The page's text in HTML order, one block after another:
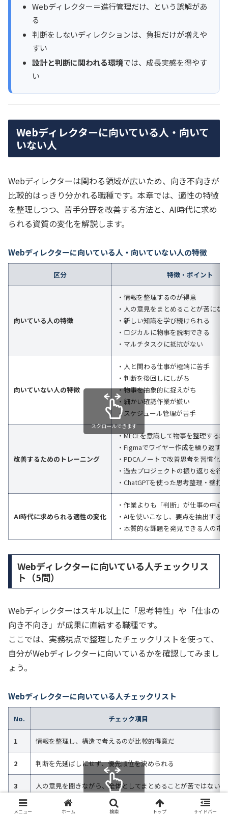
Webディレクター＝進行管理だけ、という誤解があ
る
判断をしないディレクションは、負担だけが増えや
すい
設計と判断に関われる環境では、成長実感を得やす
い
Webディレクターに向いている人・向いて
いない人
Webディレクターは関わる領域が広いため、向き不向きが
比較的はっきり分かれる職種です。本章では、適性の特徴
を整理しつつ、苦手分野を改善する方法と、AI時代に求め
られる資質の変化を解説します。
Webディレクターに向いている人・向いていない人の特徴
区分 特徴・ポイント
向いている人の特徴
・情報を整理するのが得意
・人の意見をまとめることが苦にな
・新しい知識を学び続けられる
・ロジカルに物事を説明できる
・マルチタスクに抵抗がない
向いていない人の特徴
・人と関わる仕事が極端に苦手
・判断を後回しにしがち
・物事を抽象的に捉えがち
・細かい確認作業が嫌い
・スケジュール管理が苦手
改善するためのトレーニング
・MECEを意識して物事を整理する練
・Figmaでワイヤー作成を繰り返す
・PDCAノートで改善思考を習慣化
・過去プロジェクトの振り返りを行
・ChatGPTを使った思考整理・壁打
AI時代に求められる適性の変化
・作業よりも「判断」が仕事の中心
・AIを使いこなし、要点を抽出する
・本質的な課題を発見できる人の市
スクロールできます
Webディレクターに向いている人チェックリス
ト（5問）
Webディレクターはスキル以上に「思考特性」や「仕事の
向き不向き」が成果に直結する職種です。
ここでは、実務視点で整理したチェックリストを使って、
自分がWebディレクターに向いているかを確認してみまし
ょう。
Webディレクターに向いている人チェックリスト
No. チェック項目
1 情報を整理し、構造で考えるのが比較的得意だ
2 判断を先延ばしにせず、優先順位を決められる
3 人の意見を聞きながら、全体としてまとめることが苦ではない
4 「なぜそうするのか？」を言語化する癖がある
スクロールできます
メニュー ホーム 検索 トップ サイドバー